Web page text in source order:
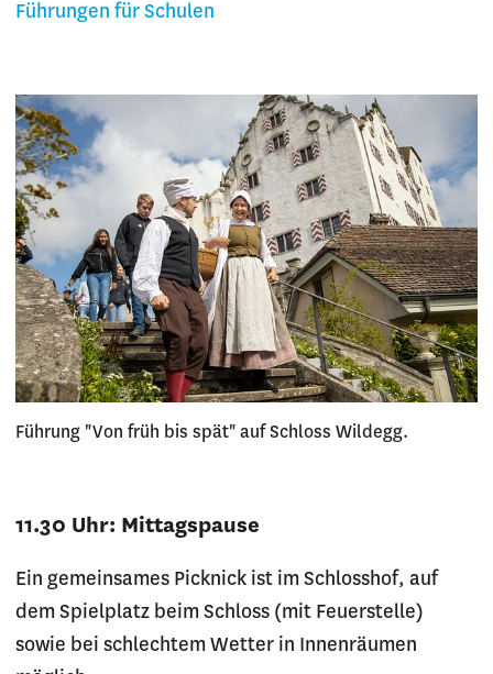
Führungen für Schulen
Führung "Von früh bis spät" auf Schloss Wildegg.
11.30 Uhr: Mittagspause
Ein gemeinsames Picknick ist im Schlosshof, auf
dem Spielplatz beim Schloss (mit Feuerstelle)
sowie bei schlechtem Wetter in Innenräumen